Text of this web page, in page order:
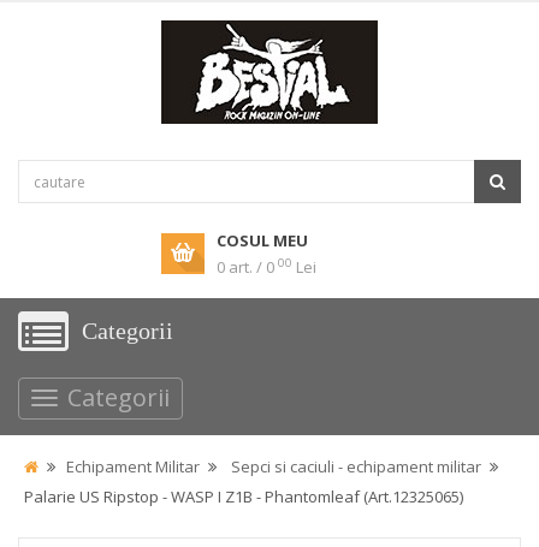
COSUL MEU
0 art. / 0 00 Lei
Categorii
Categorii
Echipament Militar
Sepci si caciuli - echipament militar
Palarie US Ripstop - WASP I Z1B - Phantomleaf (Art.12325065)